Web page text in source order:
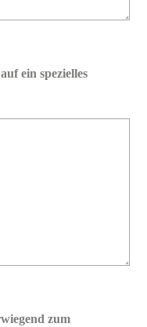
ein spezielles
zum